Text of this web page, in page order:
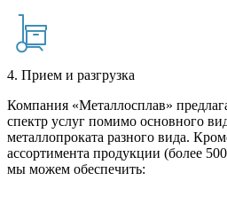
4. Прием и разгрузка
Компания «Металлосплав»
спектр услуг помимо основного
металлопроката разного вида.
ассортимента продукции (более
мы можем обеспечить: